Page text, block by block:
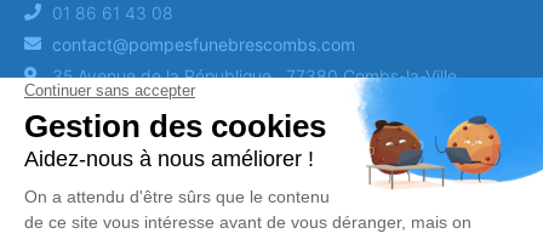
01 86 61 43 08
contact@pompesfunebrescombs.com
35 Avenue de la République , 77380 Combs-la-Ville
Obtenez un devis
DEVIS OBSÈQUES